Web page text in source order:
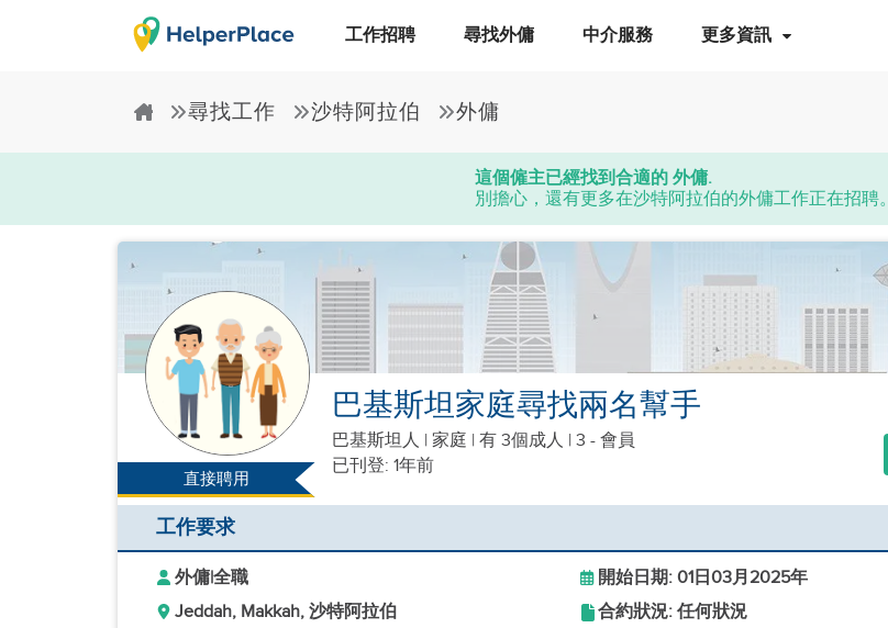
工作招聘 尋找外傭 中介服務 更多資訊
尋找工作 沙特阿拉伯 外傭
這個僱主已經找到合適的 外傭.
別擔心，還有更多在沙特阿拉伯的外傭工作正在招聘。
直接聘用
巴基斯坦家庭尋找兩名幫手
巴基斯坦人 | 家庭 | 有 3個成人 | 3 - 會員
已刊登: 1年前
工作要求
外傭|全職
開始日期: 01日03月2025年
Jeddah, Makkah, 沙特阿拉伯
合約狀況: 任何狀況